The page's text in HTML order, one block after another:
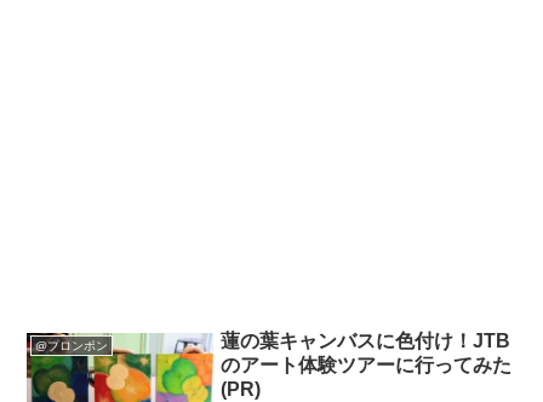
@プロンポン
蓮の葉キャンバスに色付け！JTB
のアート体験ツアーに行ってみた
(PR)